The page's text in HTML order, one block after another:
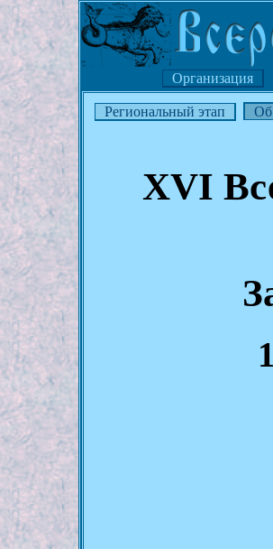
Организация
Региональный этап Об
XVI